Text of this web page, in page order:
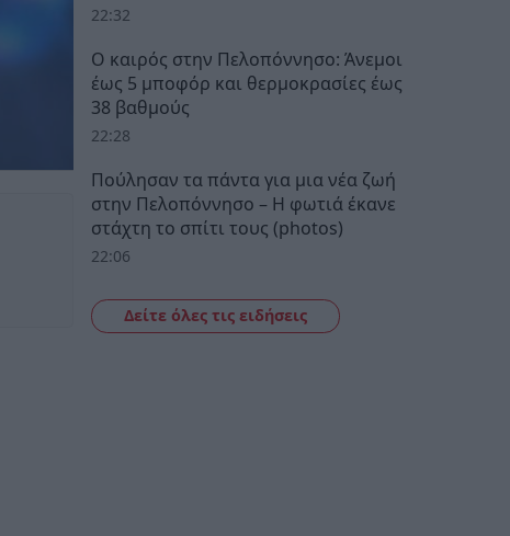
22:32
Ο καιρός στην Πελοπόννησο: Άνεμοι
έως 5 μποφόρ και θερμοκρασίες έως
38 βαθμούς
22:28
Πούλησαν τα πάντα για μια νέα ζωή
στην Πελοπόννησο – Η φωτιά έκανε
στάχτη το σπίτι τους (photos)
22:06
Δείτε όλες τις ειδήσεις